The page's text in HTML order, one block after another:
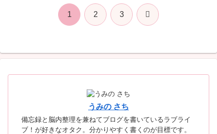
1 2 3 次
うみの さち
備忘録と脳内整理を兼ねてブログを書いているラブライ
ブ！が好きなオタク。分かりやすく書くのが目標です。